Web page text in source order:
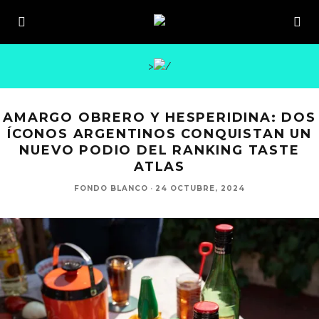
>
AMARGO OBRERO Y HESPERIDINA: DOS
ÍCONOS ARGENTINOS CONQUISTAN UN
NUEVO PODIO DEL RANKING TASTE
ATLAS
FONDO BLANCO · 24 OCTUBRE, 2024